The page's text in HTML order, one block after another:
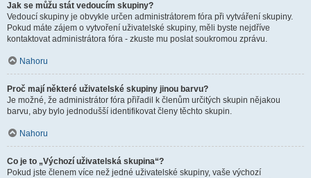
Jak se můžu stát vedoucím skupiny?
Vedoucí skupiny je obvykle určen administrátorem fóra při vytváření skupiny.
Pokud máte zájem o vytvoření uživatelské skupiny, měli byste nejdříve
kontaktovat administrátora fóra - zkuste mu poslat soukromou zprávu.
Nahoru
Proč mají některé uživatelské skupiny jinou barvu?
Je možné, že administrátor fóra přiřadil k členům určitých skupin nějakou
barvu, aby bylo jednodušší identifikovat členy těchto skupin.
Nahoru
Co je to „Výchozí uživatelská skupina“?
Pokud jste členem více než jedné uživatelské skupiny, vaše výchozí